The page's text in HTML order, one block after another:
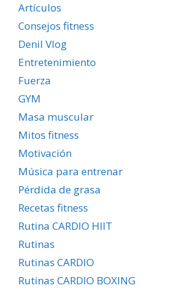
Artículos
Consejos fitness
Denil Vlog
Entretenimiento
Fuerza
GYM
Masa muscular
Mitos fitness
Motivación
Música para entrenar
Pérdida de grasa
Recetas fitness
Rutina CARDIO HIIT
Rutinas
Rutinas CARDIO
Rutinas CARDIO BOXING